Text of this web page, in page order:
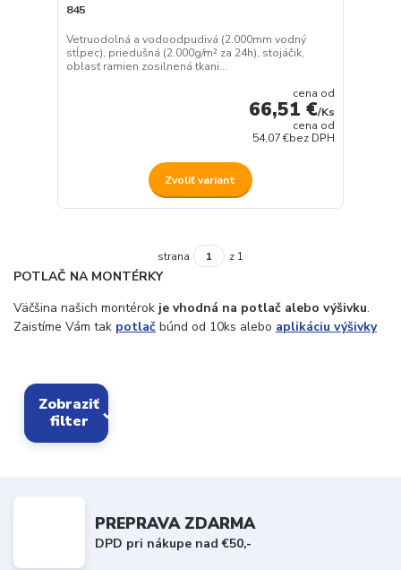
845
Vetruodolná a vodoodpudivá (2.000mm vodný
stĺpec), priedušná (2.000g/m² za 24h), stojáčik,
oblasť ramien zosilnená tkani...
cena od
66,51 €/Ks
cena od
54,07 €bez DPH
Zvoliť variant
strana z 1
POTLAČ NA MONTÉRKY
Väčšina našich montérok je vhodná na potlač alebo výšivku.
Zaistíme Vám tak potlač búnd od 10ks alebo aplikáciu výšivky
Zobraziť
filter
PREPRAVA ZDARMA
DPD pri nákupe nad €50,-